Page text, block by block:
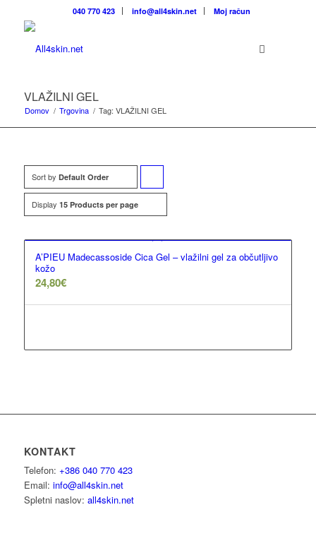
040 770 423 info@all4skin.net Moj račun
VLAŽILNI GEL
Domov / Trgovina / Tag: VLAŽILNI GEL
Sort by Default Order
products
ascending
Display 15 Products per page
A’PIEU Madecassoside Cica Gel – vlažilni gel za občutljivo
kožo
24,80€
KONTAKT
Telefon: +386 040 770 423
Email: info@all4skin.net
Spletni naslov: all4skin.net
Brezplačna poštnina za vse nakupe velja samo
31.10.2024.